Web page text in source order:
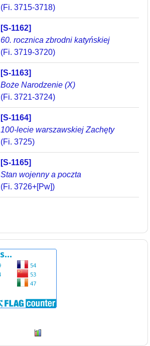
(Fi. 3715-3718)
[S-1162]
60. rocznica zbrodni katyńskiej
(Fi. 3719-3720)
[S-1163]
Boże Narodzenie (X)
(Fi. 3721-3724)
[S-1164]
100-lecie warszawskiej Zachęty
(Fi. 3725)
[S-1165]
Stan wojenny a poczta
(Fi. 3726+[Pw])